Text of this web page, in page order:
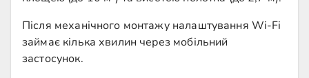
Після механічного монтажу налаштування Wi-Fi
займає кілька хвилин через мобільний
застосунок.